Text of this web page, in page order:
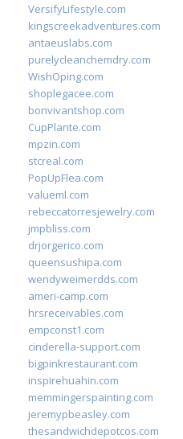
VersifyLifestyle.com
kingscreekadventures.com
antaeuslabs.com
purelycleanchemdry.com
WishOping.com
shoplegacee.com
bonvivantshop.com
CupPlante.com
mpzin.com
stcreal.com
PopUpFlea.com
valueml.com
rebeccatorresjewelry.com
jmpbliss.com
drjorgerico.com
queensushipa.com
wendyweimerdds.com
ameri-camp.com
hrsreceivables.com
empconst1.com
cinderella-support.com
bigpinkrestaurant.com
inspirehuahin.com
memmingerspainting.com
jeremypbeasley.com
thesandwichdepotcos.com